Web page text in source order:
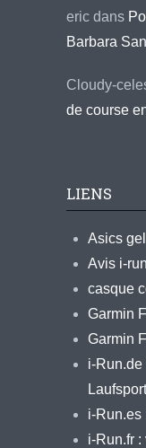
eric dans
Barbara
Cloudy-
de course
LIENS
Asics
Avis i-run
casque
Garmin
Garmin
i-
i-Run.es
i-Run.fr